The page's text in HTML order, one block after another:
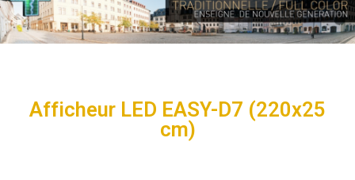
Afficheur LED EASY-D7 (220x25
cm)